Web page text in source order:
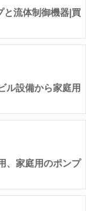
と流体制御機器|買
ル設備から家庭用
、家庭用のポンプ